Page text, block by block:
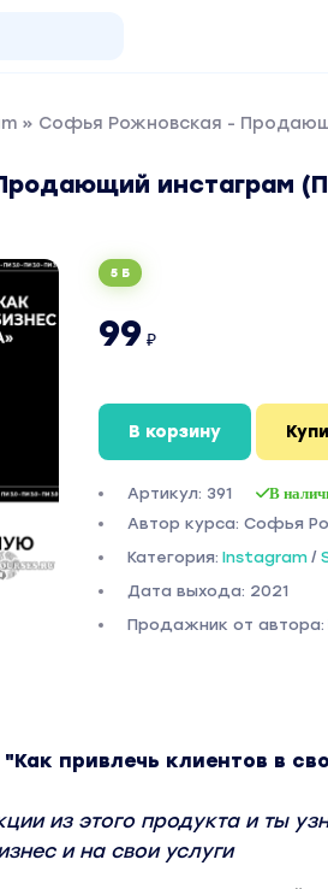
» Софья Рожновская -
инстаграм
5 Б
99 ₽
В корзину
Артикул: 391 В
Автор курса: Софья
Категория: Instagram /
Дата выхода: 2021
Продажник от автора:
привлечь клиентов в
из этого продукта и ты
и на свои услуги